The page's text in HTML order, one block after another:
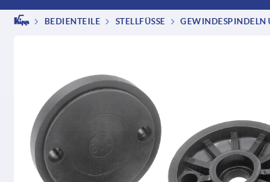
BEDIENTEILE STELLFÜSSE GEWINDESPINDELN